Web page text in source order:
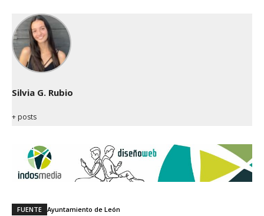
Silvia G. Rubio
+ posts
FUENTE Ayuntamiento de León